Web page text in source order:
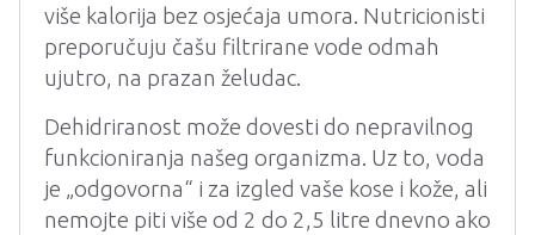
više kalorija bez osjećaja umora. Nutricionisti
preporučuju čašu filtrirane vode odmah
ujutro, na prazan želudac.
Dehidriranost može dovesti do nepravilnog
funkcioniranja našeg organizma. Uz to, voda
je „odgovorna“ i za izgled vaše kose i kože, ali
nemojte piti više od 2 do 2,5 litre dnevno ako